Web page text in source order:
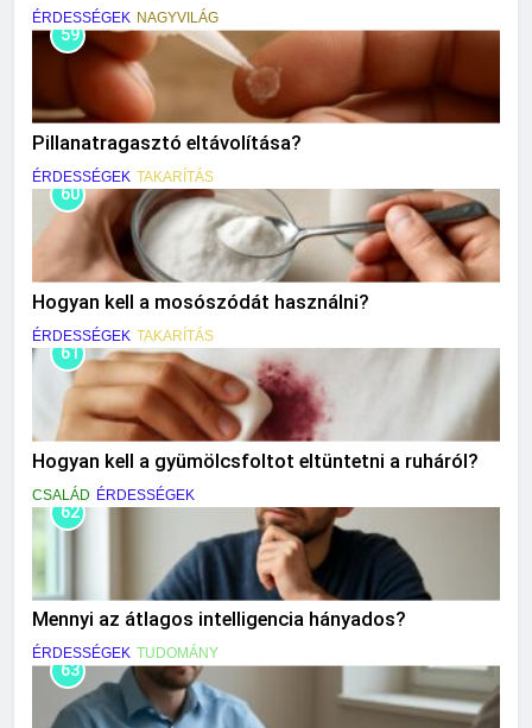
ÉRDESSÉGEK NAGYVILÁG
59
Pillanatragasztó eltávolítása?
ÉRDESSÉGEK TAKARÍTÁS
60
Hogyan kell a mosószódát használni?
ÉRDESSÉGEK TAKARÍTÁS
61
Hogyan kell a gyümölcsfoltot eltüntetni a ruháról?
CSALÁD ÉRDESSÉGEK
62
Mennyi az átlagos intelligencia hányados?
ÉRDESSÉGEK TUDOMÁNY
63